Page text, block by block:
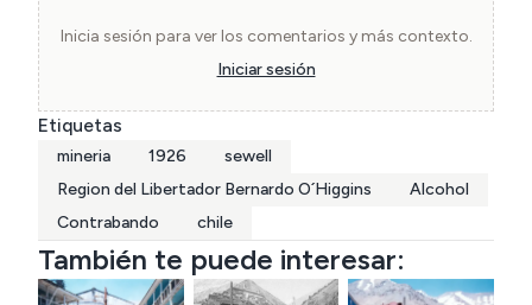
Inicia sesión para ver los comentarios y más contexto.
Iniciar sesión
Etiquetas
mineria 1926
sewell
Region del Libertador Bernardo O´Higgins
Alcohol
Contrabando
chile
También te puede interesar: